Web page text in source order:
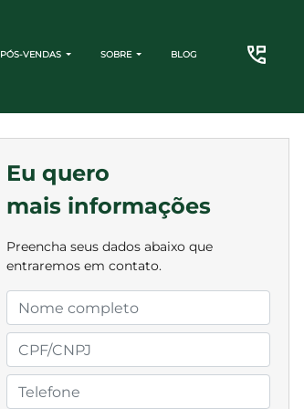
PÓS-VENDAS SOBRE BLOG
Eu quero
mais informações
Preencha seus dados abaixo que
entraremos em contato.